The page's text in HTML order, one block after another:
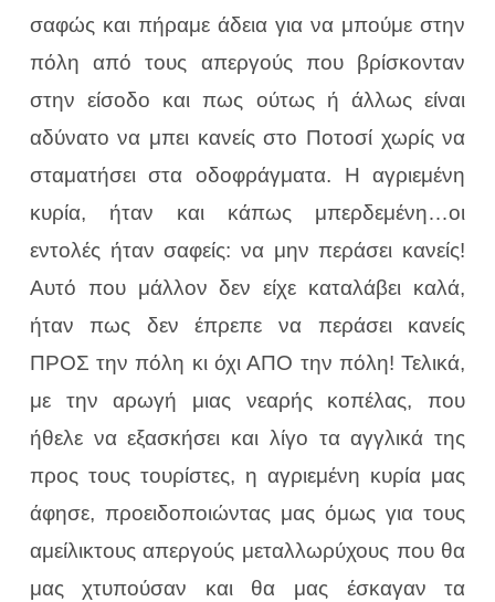
σαφώς και πήραμε άδεια για να μπούμε στην
πόλη από τους απεργούς που βρίσκονταν
στην είσοδο και πως ούτως ή άλλως είναι
αδύνατο να μπει κανείς στο Ποτοσί χωρίς να
σταματήσει στα οδοφράγματα. Η αγριεμένη
κυρία, ήταν και κάπως μπερδεμένη…οι
εντολές ήταν σαφείς: να μην περάσει κανείς!
Αυτό που μάλλον δεν είχε καταλάβει καλά,
ήταν πως δεν έπρεπε να περάσει κανείς
ΠΡΟΣ την πόλη κι όχι ΑΠΟ την πόλη! Τελικά,
με την αρωγή μιας νεαρής κοπέλας, που
ήθελε να εξασκήσει και λίγο τα αγγλικά της
προς τους τουρίστες, η αγριεμένη κυρία μας
άφησε, προειδοποιώντας μας όμως για τους
αμείλικτους απεργούς μεταλλωρύχους που θα
μας χτυπούσαν και θα μας έσκαγαν τα